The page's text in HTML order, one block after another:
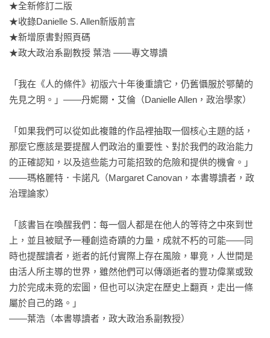
★全新修訂二版
★收錄Danielle S. Allen新版前言
★新增原書對照頁碼
★政大政治系副教授 葉浩 ——專文導讀
「我在《人的條件》初版六十年後重讀它，仍舊懾服於鄂蘭的
先見之明。」——丹妮爾・艾倫（Danielle Allen，政治學家）
「如果我們可以從如此複雜的作品裡抽取一個核心主題的話，
那麼它應該是要提醒人們政治的重要性、對於我們的政治能力
的正確認知，以及這些能力可能招致的危險和提供的機會。」
——瑪格麗特．卡諾凡（Margaret Canovan，本書導讀者，政
治理論家）
「該書旨在喚醒我們：每一個人都是在他人的等待之中來到世
上，並且被賦予一種創造奇蹟的力量，成就不朽的可能——同
時也提醒讀者，逝者的託付實際上存在風險，畢竟，人世間是
由活人所主導的世界，雖然他們可以傳頌逝者的豐功偉業或致
力於完成未竟的宏圖，但也可以決定在歷史上翻頁，走出一條
屬於自己的路。」
——葉浩（本書導讀者，政大政治系副教授）